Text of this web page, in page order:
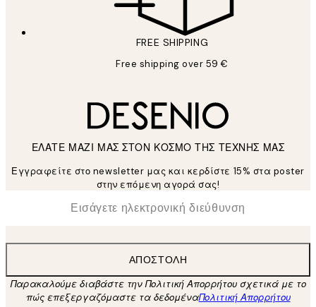
FREE SHIPPING
Free shipping over 59 €
ΕΛΑΤΕ ΜΑΖΙ ΜΑΣ ΣΤΟΝ ΚΟΣΜΟ ΤΗΣ ΤΕΧΝΗΣ ΜΑΣ
Εγγραφείτε στο newsletter μας και κερδίστε 15% στα poster
στην επόμενη αγορά σας!
Ηλεκτρονική Διεύθυνση
ΑΠΟΣΤΟΛΉ
Παρακαλούμε διαβάστε την Πολιτική Απορρήτου σχετικά με το
πώς επεξεργαζόμαστε τα δεδομέναΠολιτική Απορρήτου